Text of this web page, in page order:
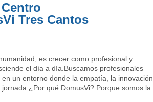
Tres Cantos
es crecer como profesional y
el día a día.Buscamos profesionales
un entorno donde la empatía, la innovación
qué DomusVi? Porque somos la